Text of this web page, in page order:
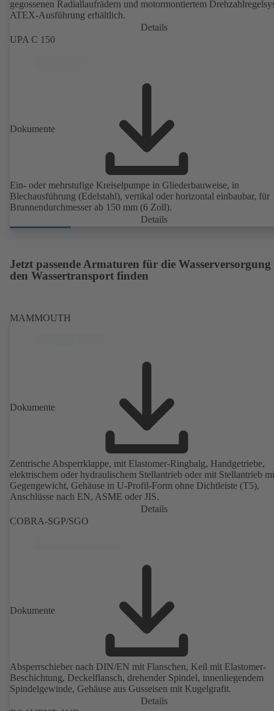
gegossenen Radiallaufrädern und motormontiertem
ATEX-Ausführung erhältlich.
Details
UPA C 150
Dokumente
Ein- oder mehrstufige Kreiselpumpe in Gliederbauweise, in
Blechausführung (Edelstahl), vertikal oder horizontal einbaubar, für
Brunnendurchmesser ab 150 mm (6 Zoll).
Details
Jetzt passende Armaturen für die
den Wassertransport finden
MAMMOUTH
Dokumente
Zentrische Absperrklappe, mit Elastomer-Ringbalg, Handgetriebe,
elektrischem oder hydraulischem Stellantrieb oder mit Stellantrieb
Gegengewicht, Gehäuse in U-Profil-Form ohne Dichtleiste (T5),
Anschlüsse nach EN, ASME oder JIS.
Details
COBRA-SGP/SGO
Dokumente
Absperrschieber nach DIN/EN mit Flanschen, Keil mit Elastomer-
Beschichtung, Deckelflansch, drehender Spindel, innenliegendem
Spindelgewinde, Gehäuse aus Gusseisen mit Kugelgrafit.
Details